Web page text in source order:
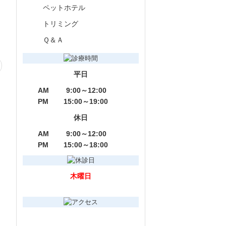
ペットホテル
トリミング
Ｑ＆Ａ
平日
AM
9:00～12:00
PM
15:00～19:00
休日
AM
9:00～12:00
PM
15:00～18:00
木曜日